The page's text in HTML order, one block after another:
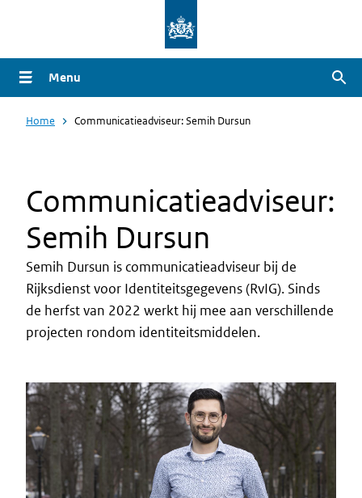
naar
de
gaan
Menu
Home Communicatieadviseur: Semih Dursun
Communicatieadviseur:
Semih Dursun
Semih Dursun is communicatieadviseur bij de
Rijksdienst voor Identiteitsgegevens (RvIG). Sinds
de herfst van 2022 werkt hij mee aan verschillende
projecten rondom identiteitsmiddelen.
Image